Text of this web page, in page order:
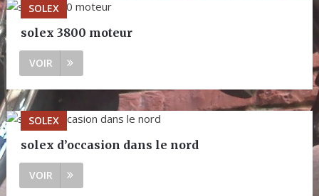
SOLEX
solex 3800 moteur
VOIR
SOLEX
solex d’occasion dans le nord
VOIR